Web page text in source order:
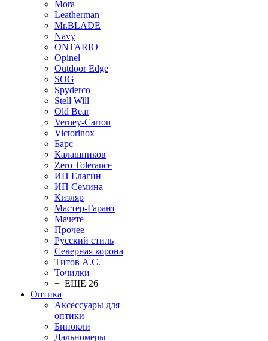
Mora
Leatherman
Mr.BLADE
Navy
ONTARIO
Opinel
Outdoor Edge
SOG
Spyderco
Stell Will
Old Bear
Verney-Carron
Victorinox
Барс
Калашников
Zero Tolerance
ИП Елагин
ИП Семина
Кизляр
Мастер-Гарант
Мачете
Прочее
Русский стиль
Северная корона
Титов А.С.
Точилки
+ ЕЩЕ 26
Оптика
Аксессуары для
оптики
Бинокли
Дальномеры